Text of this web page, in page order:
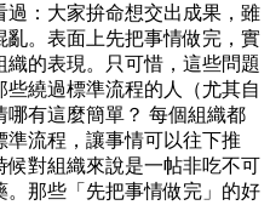
：大家拚命想交出成果，雖
。表面上先把事情做完，實
的表現。只可惜，這些問題
繞過標準流程的人（尤其自
有這麼簡單？ 每個組織都
流程，讓事情可以往下推
對組織來說是一帖非吃不可
那些「先把事情做完」的好